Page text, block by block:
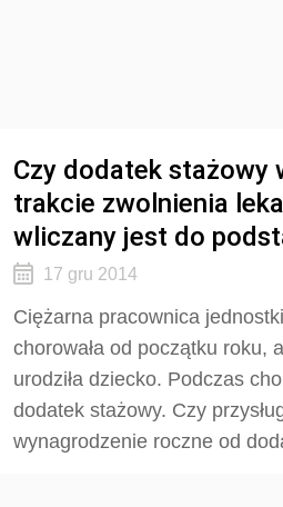
Czy dodatek stażowy
trakcie zwolnienia
wliczany jest do
17 gru 2014
Ciężarna pracownica
chorowała od początku roku,
urodziła dziecko. Podczas
dodatek stażowy. Czy
wynagrodzenie roczne od